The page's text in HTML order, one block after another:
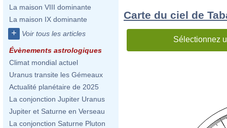
La maison VIII dominante
La maison IX dominante
+ Voir tous les articles
Évènements astrologiques
Climat mondial actuel
Uranus transite les Gémeaux
Actualité planétaire de 2025
La conjonction Jupiter Uranus
Jupiter et Saturne en Verseau
La conjonction Saturne Pluton
Carte du ciel de
Sélectionnez